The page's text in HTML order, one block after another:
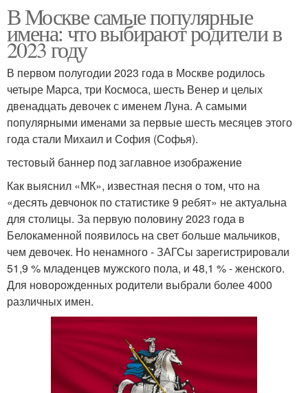
В Москве самые популярные
имена: что выбирают родители в
2023 году
В первом полугодии 2023 года в Москве родилось
четыре Марса, три Космоса, шесть Венер и целых
двенадцать девочек с именем Луна. А самыми
популярными именами за первые шесть месяцев этого
года стали Михаил и София (Софья).
тестовый баннер под заглавное изображение
Как выяснил «МК», известная песня о том, что на
«десять девчонок по статистике 9 ребят» не актуальна
для столицы. За первую половину 2023 года в
Белокаменной появилось на свет больше мальчиков,
чем девочек. Но ненамного - ЗАГСы зарегистрировали
51,9 % младенцев мужского пола, и 48,1 % - женского.
Для новорожденных родители выбрали более 4000
различных имен.